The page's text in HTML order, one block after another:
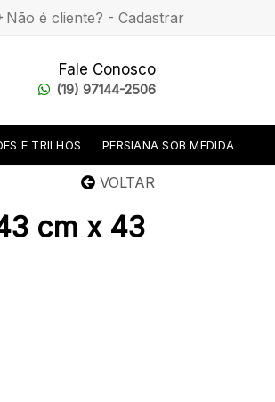
Não é cliente? - Cadastrar
Fale Conosco
(19) 97144-2506
E TRILHOS PERSIANA SOB MEDIDA
VOLTAR
cm x 43